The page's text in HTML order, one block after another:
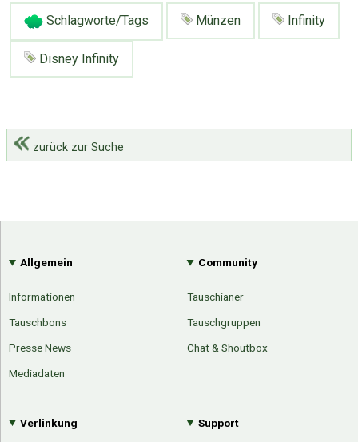
Schlagworte/Tags Münzen Infinity
Disney Infinity
zurück zur Suche
Allgemein
Informationen
Tauschbons
Presse News
Mediadaten
Community
Tauschianer
Tauschgruppen
Chat & Shoutbox
Verlinkung Support